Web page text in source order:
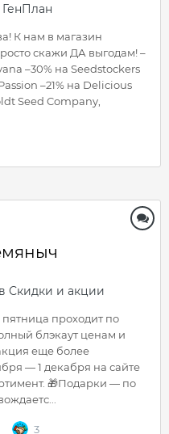
ГенПлан
К нам в магазин
скажи ДА выгодам! –
–30% на Seedstockers
–21% на Delicious
Seed Company,
Скидки и акции
проходит по
блэкаут ценам и
еще более
— 1 декабря на сайте
🎁Подарки — по
3